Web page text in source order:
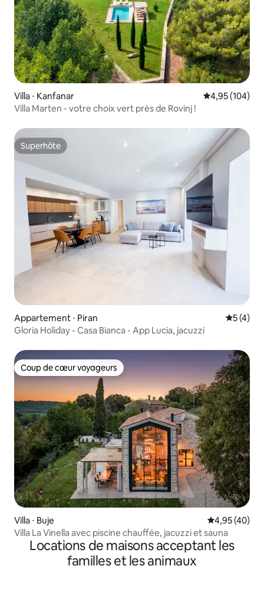
Villa ⋅ Kanfanar Évaluation
4,95 (104)
Villa Marten - votre choix vert près de Rovinj !
Superhôte
Superhôte
Appartement ⋅ Piran
5 (4)
Gloria Holiday - Casa Bianca - App Lucia, jacuzzi
Coup de cœur voyageurs
Coup de cœur voyageurs
Villa ⋅ Buje Évaluation
4,95 (40)
Villa La Vinella avec piscine chauffée, jacuzzi et sauna
Locations de maisons acceptant les
familles et les animaux